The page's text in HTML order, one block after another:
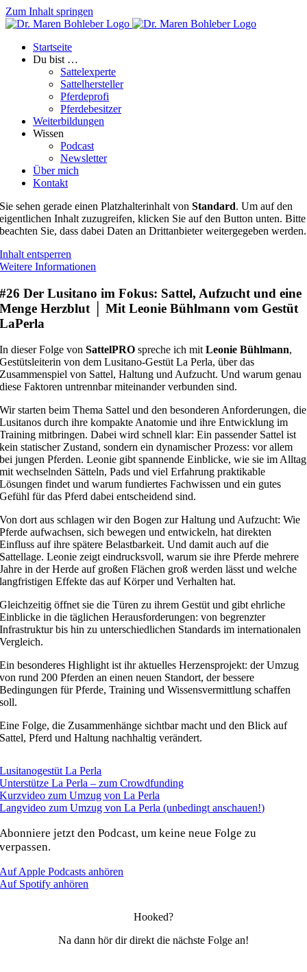
Zum Inhalt springen
Startseite
Du bist …
Sattelexperte
Sattelhersteller
Pferdeprofi
Pferdebesitzer
Weiterbildungen
Wissen
Podcast
Newsletter
Über mich
Kontakt
Sie sehen gerade einen Platzhalterinhalt vonStandard. Um auf den
eigentlichen Inhalt zuzugreifen, klicken Sie auf den Button unten. Bitte
beachten Sie, dass dabei Daten an Drittanbieter weitergegeben werden.
Inhalt entsperren
Weitere Informationen
#26 Der Lusitano im Fokus: Sattel, Aufzucht und eine
Menge Herzblut │ Mit Leonie Bühlmann vom Gestüt
LaPerla
In dieser Folge vonSattelPRO spreche ich mitLeonie Bühlmann,
Gestütsleiterin von dem Lusitano-Gestüt La Perla, über das
Zusammenspiel von Sattel, Haltung und Aufzucht. Und warum genau
diese Faktoren untrennbar miteinander verbunden sind.
Wir starten beim Thema Sattel und den besonderen Anforderungen, die
Lusitanos durch ihre kompakte Anatomie und ihre Entwicklung im
Training mitbringen. Dabei wird schnell klar: Ein passender Sattel ist
kein statischer Zustand, sondern ein dynamischer Prozess: vor allem
bei jungen Pferden. Leonie gibt spannende Einblicke, wie sie im Alltag
mit wechselnden Sätteln, Pads und viel Erfahrung praktikable
Lösungen findet und warum fundiertes Fachwissen und ein gutes
Gefühl für das Pferd dabei entscheidend sind.
Von dort aus schlagen wir den Bogen zur Haltung und Aufzucht: Wie
Pferde aufwachsen, sich bewegen und entwickeln, hat direkten
Einfluss auf ihre spätere Belastbarkeit. Und damit auch auf die
Sattellage. Leonie zeigt eindrucksvoll, warum sie ihre Pferde mehrere
Jahre in der Herde auf großen Flächen groß werden lässt und welche
langfristigen Effekte das auf Körper und Verhalten hat.
Gleichzeitig öffnet sie die Türen zu ihrem Gestüt und gibt ehrliche
Einblicke in die täglichen Herausforderungen: von begrenzter
Infrastruktur bis hin zu unterschiedlichen Standards im internationalen
Vergleich.
Ein besonderes Highlight ist ihr aktuelles Herzensprojekt: der Umzug
von rund 200 Pferden an einen neuen Standort, der bessere
Bedingungen für Pferde, Training und Wissensvermittlung schaffen
soll.
Eine Folge, die Zusammenhänge sichtbar macht und den Blick auf
Sattel, Pferd und Haltung nachhaltig verändert.
Lusitanogestüt La Perla
Unterstütze La Perla – zum Crowdfunding
Kurzvideo zum Umzug von La Perla
Langvideo zum Umzug von La Perla (unbedingt anschauen!)
Abonniere jetzt den Podcast, um keine neue Folge zu
verpassen.
Auf Apple Podcasts anhören
Auf Spotify anhören
Hooked?
Na dann hör dir direkt die nächste Folge an!